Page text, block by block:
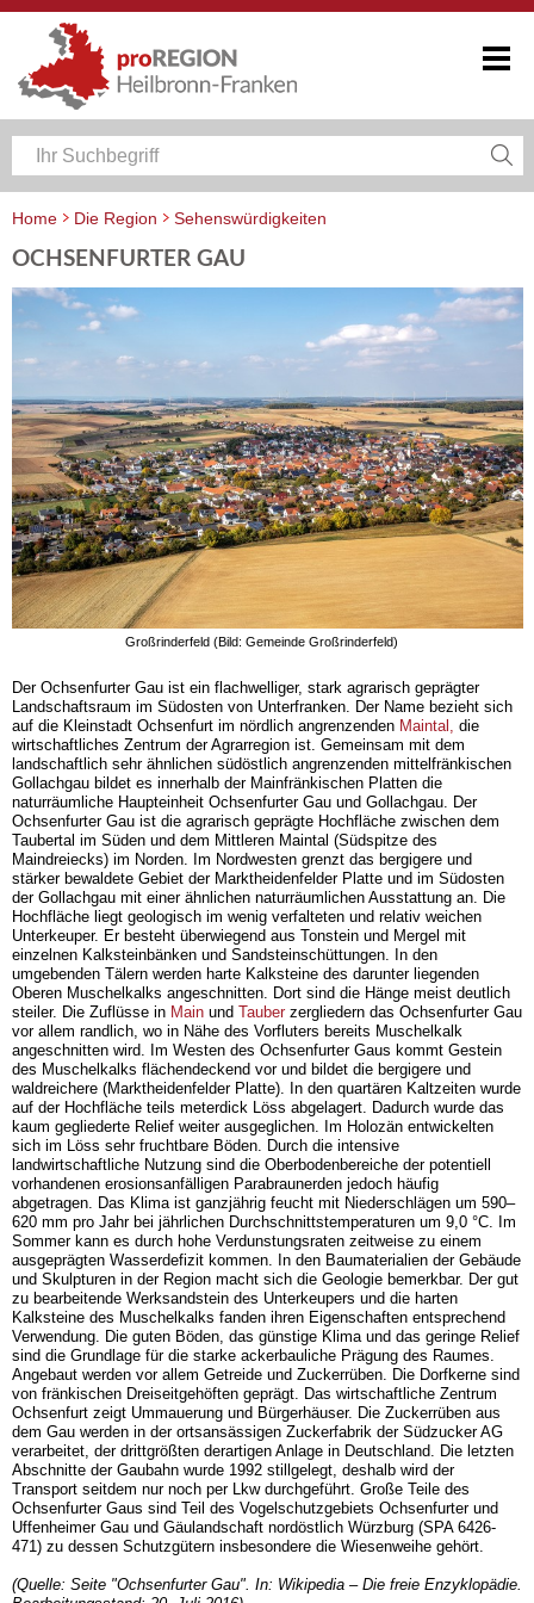
Home Die Region Sehenswürdigkeiten
OCHSENFURTER GAU
Großrinderfeld (Bild: Gemeinde Großrinderfeld)
Der Ochsenfurter Gau ist ein flachwelliger, stark agrarisch geprägter
Landschaftsraum im Südosten von Unterfranken. Der Name bezieht sich
auf die Kleinstadt Ochsenfurt im nördlich angrenzenden Maintal,
die
wirtschaftliches Zentrum der Agrarregion ist. Gemeinsam mit dem
landschaftlich sehr ähnlichen südöstlich angrenzenden mittelfränkischen
Gollachgau bildet es innerhalb der Mainfränkischen Platten die
naturräumliche Haupteinheit Ochsenfurter Gau und Gollachgau. Der
Ochsenfurter Gau ist die agrarisch geprägte Hochfläche zwischen dem
Taubertal im Süden und dem Mittleren Maintal (Südspitze des
Maindreiecks) im Norden. Im Nordwesten grenzt das bergigere und
stärker bewaldete Gebiet der Marktheidenfelder Platte und im Südosten
der Gollachgau mit einer ähnlichen naturräumlichen Ausstattung an. Die
Hochfläche liegt geologisch im wenig verfalteten und relativ weichen
Unterkeuper. Er besteht überwiegend aus Tonstein und Mergel mit
einzelnen Kalksteinbänken und Sandsteinschüttungen. In den
umgebenden Tälern werden harte Kalksteine des darunter liegenden
Oberen Muschelkalks angeschnitten. Dort sind die Hänge meist deutlich
steiler. Die Zuflüsse in Main und Tauberzergliedern das Ochsenfurter Gau
vor allem randlich, wo in Nähe des Vorfluters bereits Muschelkalk
angeschnitten wird. Im Westen des Ochsenfurter Gaus kommt Gestein
des Muschelkalks flächendeckend vor und bildet die bergigere und
waldreichere (Marktheidenfelder Platte). In den quartären Kaltzeiten wurde
auf der Hochfläche teils meterdick Löss abgelagert. Dadurch wurde das
kaum gegliederte Relief weiter ausgeglichen. Im Holozän entwickelten
sich im Löss sehr fruchtbare Böden. Durch die intensive
landwirtschaftliche Nutzung sind die Oberbodenbereiche der potentiell
vorhandenen erosionsanfälligen Parabraunerden jedoch häufig
abgetragen. Das Klima ist ganzjährig feucht mit Niederschlägen um 590–
620 mm pro Jahr bei jährlichen Durchschnittstemperaturen um 9,0 °C. Im
Sommer kann es durch hohe Verdunstungsraten zeitweise zu einem
ausgeprägten Wasserdefizit kommen. In den Baumaterialien der Gebäude
und Skulpturen in der Region macht sich die Geologie bemerkbar. Der gut
zu bearbeitende Werksandstein des Unterkeupers und die harten
Kalksteine des Muschelkalks fanden ihren Eigenschaften entsprechend
Verwendung. Die guten Böden, das günstige Klima und das geringe Relief
sind die Grundlage für die starke ackerbauliche Prägung des Raumes.
Angebaut werden vor allem Getreide und Zuckerrüben. Die Dorfkerne sind
von fränkischen Dreiseitgehöften geprägt. Das wirtschaftliche Zentrum
Ochsenfurt zeigt Ummauerung und Bürgerhäuser. Die Zuckerrüben aus
dem Gau werden in der ortsansässigen Zuckerfabrik der Südzucker AG
verarbeitet, der drittgrößten derartigen Anlage in Deutschland. Die letzten
Abschnitte der Gaubahn wurde 1992 stillgelegt, deshalb wird der
Transport seitdem nur noch per Lkw durchgeführt. Große Teile des
Ochsenfurter Gaus sind Teil des Vogelschutzgebiets Ochsenfurter und
Uffenheimer Gau und Gäulandschaft nordöstlich Würzburg (SPA 6426-
471) zu dessen Schutzgütern insbesondere die Wiesenweihe gehört.
(Quelle: Seite "Ochsenfurter Gau". In: Wikipedia – Die freie Enzyklopädie.